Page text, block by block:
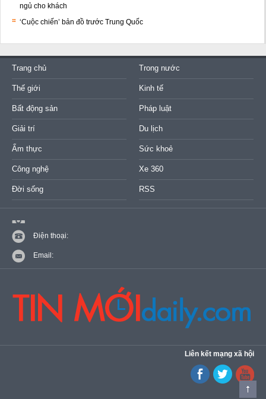
ngủ cho khách
‘Cuộc chiến’ bản đồ trước Trung Quốc
Trang chủ Trong nước
Thế giới Kinh tế
Bất động sản Pháp luật
Giải trí Du lịch
Ẩm thực Sức khoẻ
Công nghệ Xe 360
Đời sống RSS
Điện thoại:
Email:
Liên kết mạng xã hội